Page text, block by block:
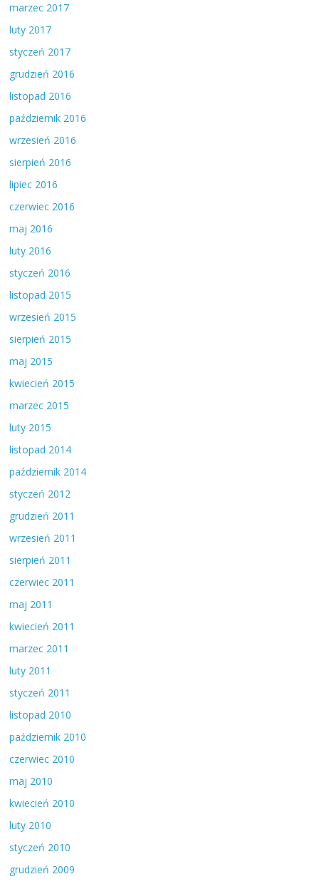
marzec 2017
luty 2017
styczeń 2017
grudzień 2016
listopad 2016
październik 2016
wrzesień 2016
sierpień 2016
lipiec 2016
czerwiec 2016
maj 2016
luty 2016
styczeń 2016
listopad 2015
wrzesień 2015
sierpień 2015
maj 2015
kwiecień 2015
marzec 2015
luty 2015
listopad 2014
październik 2014
styczeń 2012
grudzień 2011
wrzesień 2011
sierpień 2011
czerwiec 2011
maj 2011
kwiecień 2011
marzec 2011
luty 2011
styczeń 2011
listopad 2010
październik 2010
czerwiec 2010
maj 2010
kwiecień 2010
luty 2010
styczeń 2010
grudzień 2009